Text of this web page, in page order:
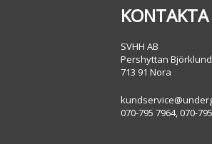
KONTAKTA
SVHH AB
Pershyttan
713 91 Nora
070-795 7964, 070-